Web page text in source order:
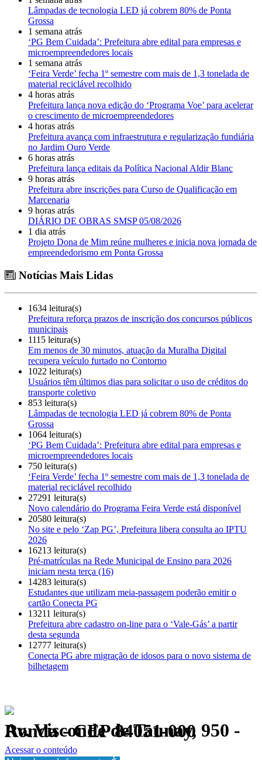
Lâmpadas de tecnologia LED já cobrem 80% de Ponta
Grossa
1 semana atrás
‘PG Bem Cuidada’: Prefeitura abre edital para empresas e
microempreendedores locais
1 semana atrás
‘Feira Verde’ fecha 1º semestre com mais de 1,3 tonelada de
material reciclável recolhido
4 horas atrás
Prefeitura lança nova edição do ‘Programa Voe’ para acelerar
o crescimento de microempreendedores
4 horas atrás
Prefeitura avança com infraestrutura e regularização fundiária
no Jardim Ouro Verde
6 horas atrás
Prefeitura lança editais da Política Nacional Aldir Blanc
9 horas atrás
Prefeitura abre inscrições para Curso de Qualificação em
Marcenaria
9 horas atrás
DIÁRIO DE OBRAS SMSP 05/08/2026
1 dia atrás
Projeto Dona de Mim reúne mulheres e inicia nova jornada de
empreendedorismo em Ponta Grossa
Notícias Mais Lidas
1634 leitura(s)
Prefeitura reforça prazos de inscrição dos concursos públicos
municipais
1115 leitura(s)
Em menos de 30 minutos, atuação da Muralha Digital
recupera veículo furtado no Contorno
1022 leitura(s)
Usuários têm últimos dias para solicitar o uso de créditos do
transporte coletivo
853 leitura(s)
Lâmpadas de tecnologia LED já cobrem 80% de Ponta
Grossa
1064 leitura(s)
‘PG Bem Cuidada’: Prefeitura abre edital para empresas e
microempreendedores locais
750 leitura(s)
‘Feira Verde’ fecha 1º semestre com mais de 1,3 tonelada de
material reciclável recolhido
27291 leitura(s)
Novo calendário do Programa Feira Verde está disponível
20580 leitura(s)
No site e pelo ‘Zap PG’, Prefeitura libera consulta ao IPTU
2026
16213 leitura(s)
Pré-matrículas na Rede Municipal de Ensino para 2026
iniciam nesta terça (16)
14283 leitura(s)
Estudantes que utilizam meia-passagem poderão emitir o
cartão Conecta PG
13211 leitura(s)
Prefeitura abre cadastro on-line para o ‘Vale-Gás’ a partir
desta segunda
12777 leitura(s)
Conecta PG abre migração de idosos para o novo sistema de
bilhetagem
Av. Visconde de Taunay, 950 - Ronda - CEP 84051-000
Política de Privacidade.
Acessar o conteúdo